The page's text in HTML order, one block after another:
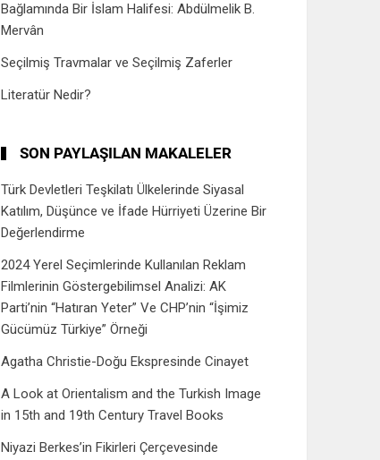
Bağlamında Bir İslam Halifesi: Abdülmelik B.
Mervân
Seçilmiş Travmalar ve Seçilmiş Zaferler
Literatür Nedir?
SON PAYLAŞILAN MAKALELER
Türk Devletleri Teşkilatı Ülkelerinde Siyasal
Katılım, Düşünce ve İfade Hürriyeti Üzerine Bir
Değerlendirme
2024 Yerel Seçimlerinde Kullanılan Reklam
Filmlerinin Göstergebilimsel Analizi: AK
Parti’nin “Hatıran Yeter” Ve CHP’nin “İşimiz
Gücümüz Türkiye” Örneği
Agatha Christie-Doğu Ekspresinde Cinayet
A Look at Orientalism and the Turkish Image
in 15th and 19th Century Travel Books
Niyazi Berkes’in Fikirleri Çerçevesinde